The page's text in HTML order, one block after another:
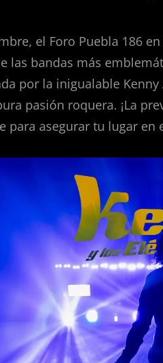
el Foro Puebla 186
las bandas más
por la inigualable
pasión roquera. ¡La
para asegurar tu lugar en